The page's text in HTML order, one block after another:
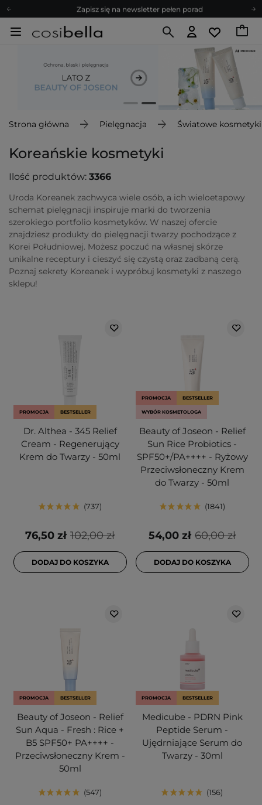
Zapisz się na newsletter pełen porad
Bezpłatne konsultacje kosmetologiczne
Poleć nas i zyskaj jeszcze więcej punktów
Zapisz się na newsletter pełen porad
Strona główna Pielęgnacja Światowe kosmetyki
Koreańskie kosmetyki
Ilość produktów: 3366
Uroda Koreanek zachwyca wiele osób, a ich wieloetapowy
schemat pielęgnacji inspiruje marki do tworzenia
szerokiego portfolio kosmetyków. W naszej ofercie
znajdziesz produkty do pielęgnacji twarzy pochodzące z
Korei Południowej. Możesz poczuć na własnej skórze
unikalne receptury i cieszyć się czystą oraz zadbaną cerą.
Poznaj sekrety Koreanek i wypróbuj kosmetyki z naszego
sklepu!
PROMOCJA BESTSELLER
Dr. Althea - 345 Relief
Cream - Regenerujący
Krem do Twarzy - 50ml
737
102,00 zł
76,50 zł
DODAJ DO KOSZYKA
PROMOCJA BESTSELLER
WYBÓR KOSMETOLOGA
Beauty of Joseon - Relief
Sun Rice Probiotics -
SPF50+/PA++++ - Ryżowy
Przeciwsłoneczny Krem
do Twarzy - 50ml
1841
60,00 zł
54,00 zł
DODAJ DO KOSZYKA
PROMOCJA BESTSELLER
Beauty of Joseon - Relief
Sun Aqua - Fresh : Rice +
B5 SPF50+ PA++++ -
Przeciwsłoneczny Krem -
50ml
547
PROMOCJA BESTSELLER
Medicube - PDRN Pink
Peptide Serum -
Ujędrniające Serum do
Twarzy - 30ml
156